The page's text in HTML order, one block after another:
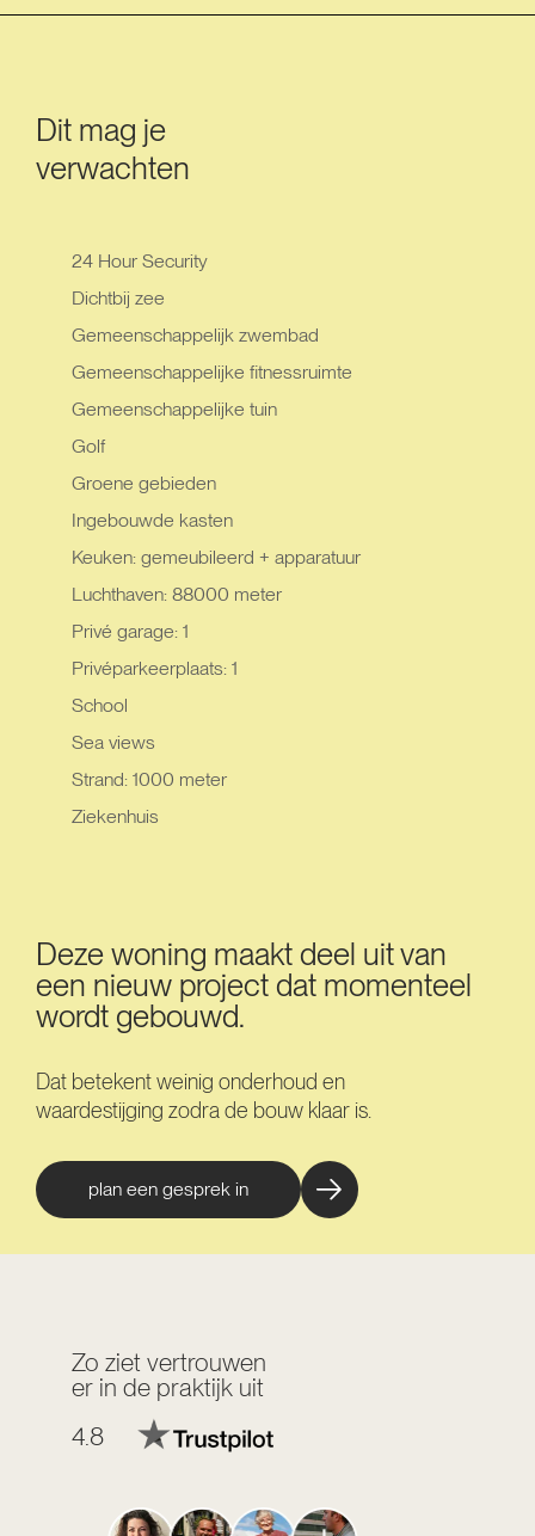
Dit mag je
verwachten
24 Hour Security
Dichtbij zee
Gemeenschappelijk zwembad
Gemeenschappelijke fitnessruimte
Gemeenschappelijke tuin
Golf
Groene gebieden
Ingebouwde kasten
Keuken: gemeubileerd + apparatuur
Luchthaven: 88000 meter
Privé garage: 1
Privéparkeerplaats: 1
School
Sea views
Strand: 1000 meter
Ziekenhuis
Deze woning maakt deel uit van
een nieuw project dat momenteel
wordt gebouwd.
Dat betekent weinig onderhoud en
waardestijging zodra de bouw klaar is.
plan een gesprek in
Zo ziet vertrouwen
er in de praktijk uit
4.8